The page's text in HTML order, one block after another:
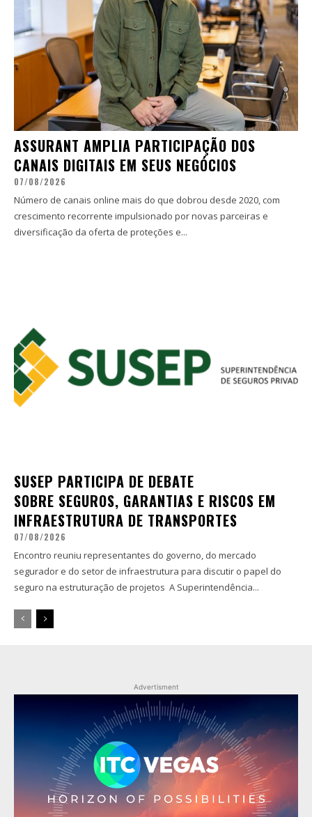
ASSURANT AMPLIA PARTICIPAÇÃO DOS
CANAIS DIGITAIS EM SEUS NEGÓCIOS
07/08/2026
Número de canais online mais do que dobrou desde 2020, com
crescimento recorrente impulsionado por novas parceiras e
diversificação da oferta de proteções e...
SUSEP PARTICIPA DE DEBATE
SOBRE SEGUROS, GARANTIAS E RISCOS EM
INFRAESTRUTURA DE TRANSPORTES
07/08/2026
Encontro reuniu representantes do governo, do mercado
segurador e do setor de infraestrutura para discutir o papel do
seguro na estruturação de projetos A Superintendência...
Advertisment